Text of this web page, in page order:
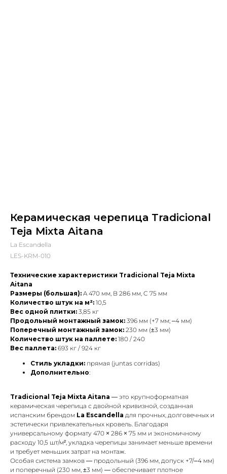
Керамическая черепица Tradicional
Teja Mixta Aitana
La Escandella
LES-KRM-010
Технические характеристики Tradicional Teja Mixta
Aitana
Размеры (большая): A 470 мм, B 286 мм, C 75 мм
Количество штук на м²: 10,5
Вес одной плитки: 3,85 кг
Продольный монтажный замок: 396 мм (+7 мм; –4 мм)
Поперечный монтажный замок: 230 мм (±3 мм)
Количество штук на паллете: 180 / 240
Вес паллета: 693 кг / 924 кг
Стиль укладки: прямая (juntas corridas)
Дополнительно:
Tradicional Teja Mixta Aitana — это крупноформатная
керамическая черепица с двойной кривизной, созданная
испанским брендом La Escandella для прочных, долговечных и
эстетически привлекательных кровель. Благодаря
универсальному формату 470 × 286 × 75 мм и экономичному
расходу 10,5 шт/м², укладка черепицы занимает меньше времени
и требует меньших затрат на монтаж.
Особая система замков — продольный (396 мм, допуск +7/–4 мм)
и поперечный (230 мм, ±3 мм) — обеспечивает плотное